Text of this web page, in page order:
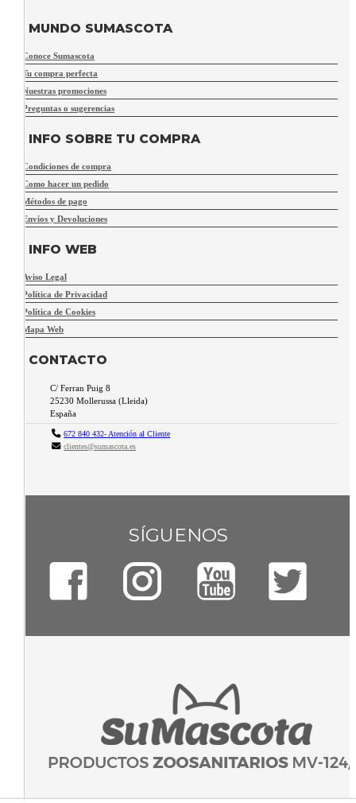
MUNDO SUMASCOTA
Conoce Sumascota
Tu compra perfecta
Nuestras promociones
Preguntas o sugerencias
INFO SOBRE TU COMPRA
Condiciones de compra
Como hacer un pedido
Métodos de pago
Envíos y Devoluciones
INFO WEB
Aviso Legal
Política de Privacidad
Política de Cookies
Mapa Web
CONTACTO
C/ Ferran Puig 8
25230 Mollerussa (Lleida)
España
672 840 432- Atención al Cliente
clientes@sumascota.es
SÍGUENOS